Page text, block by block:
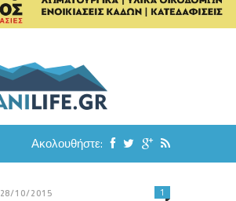
Ακολουθήστε:
28/10/2015 1